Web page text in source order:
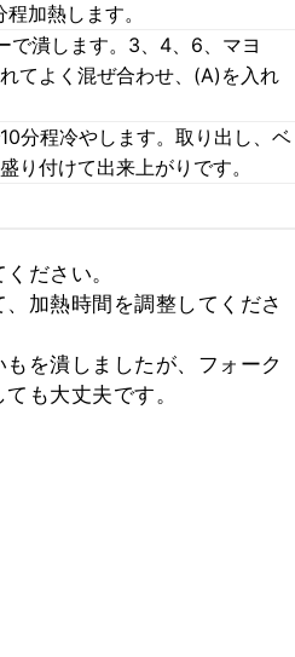
加熱します。
で潰します。3、4、6、マヨ
てよく混ぜ合わせ、(A)を入れ
分程冷やします。取り出し、ベ
り付けて出来上がりです。
ださい。
加熱時間を調整してくださ
を潰しましたが、フォーク
も大丈夫です。